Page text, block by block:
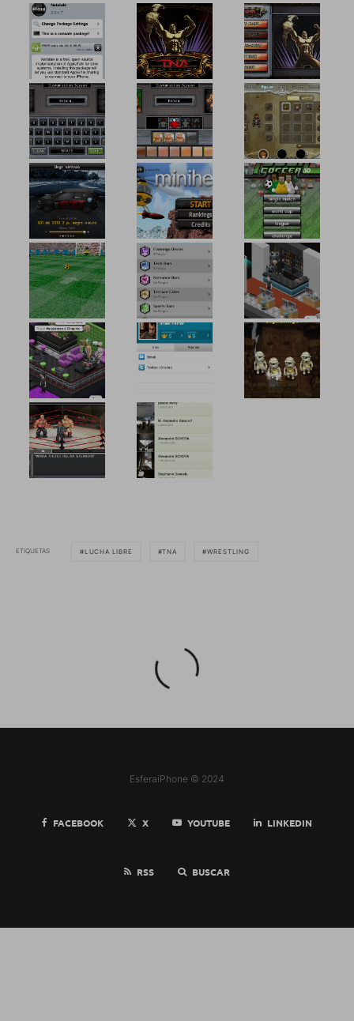
ETIQUETAS LUCHA LIBRE TNA WRESTLING
EsferaiPhone © 2024
FACEBOOK X YOUTUBE LINKEDIN
RSS BUSCAR